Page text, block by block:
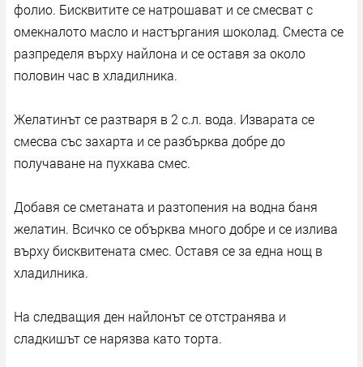
фолио. Бисквитите се натрошават и се смесват с
омекналото масло и настъргания шоколад. Сместа се
разпределя върху найлона и се оставя за около
половин час в хладилника.
Желатинът се разтваря в 2 с.л. вода. Изварата се
смесва със захарта и се разбърква добре до
получаване на пухкава смес.
Добавя се сметаната и разтопения на водна баня
желатин. Всичко се обърква много добре и се излива
върху бисквитената смес. Оставя се за една нощ в
хладилника.
На следващия ден найлонът се отстранява и
сладкишът се нарязва като торта.